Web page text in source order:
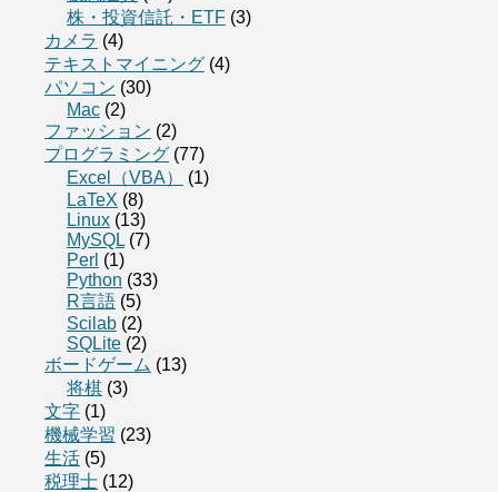
株・投資信託・ETF (3)
カメラ (4)
テキストマイニング (4)
パソコン (30)
Mac (2)
ファッション (2)
プログラミング (77)
Excel（VBA）
(1)
LaTeX (8)
Linux (13)
MySQL (7)
Perl (1)
Python (33)
R言語 (5)
Scilab (2)
SQLite (2)
ボードゲーム (13)
将棋 (3)
文字 (1)
機械学習 (23)
生活 (5)
税理士 (12)